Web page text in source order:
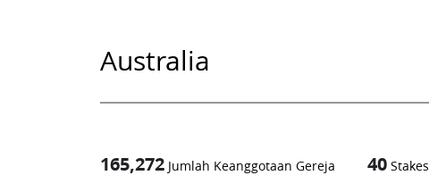
Australia
165,272 Jumlah Keanggotaan Gereja 40 Stakes